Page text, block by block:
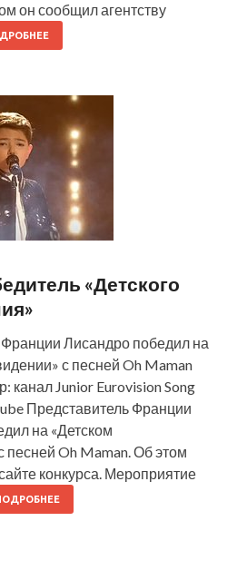
он сообщил агентству
«Детского
Лисандро победил на
с песней Oh Maman
канал Junior Eurovision Song
Представитель Франции
на «Детском
песней Oh Maman. Об этом
конкурса. Мероприятие